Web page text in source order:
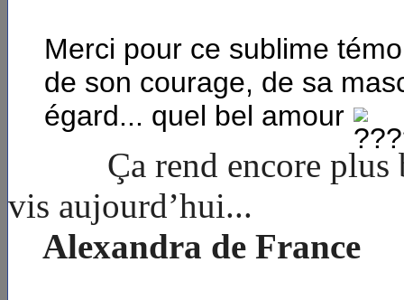
Merci pour ce sublime
de son courage, de sa
égard... quel bel amour
Ça rend encore plus
vis aujourd’hui...
Alexandra de France